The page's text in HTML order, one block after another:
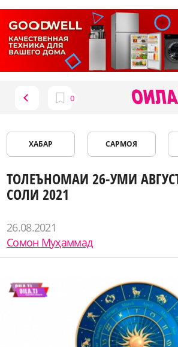
ХАБАР САРМОЯ
ТОЛЕЪНОМАИ 26-УМИ
СОЛИ 2021
26.08.2021
Сомон Муҳаммад